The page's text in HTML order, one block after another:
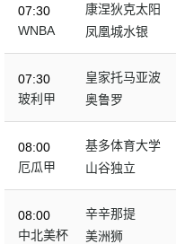
07:30
WNBA
康涅狄克太阳
凤凰城水银
07:30
玻利甲
皇家托马亚波
奥鲁罗
08:00
厄瓜甲
基多体育大学
山谷独立
08:00
中北美杯
辛辛那提
美洲狮